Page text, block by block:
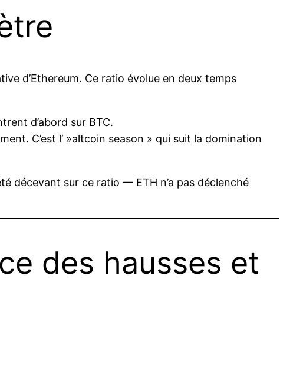
d’Ethereum. Ce ratio évolue en deux temps
d’abord sur BTC.
C’est l’ »altcoin season » qui suit la domination
décevant sur ce ratio — ETH n’a pas déclenché
des hausses et